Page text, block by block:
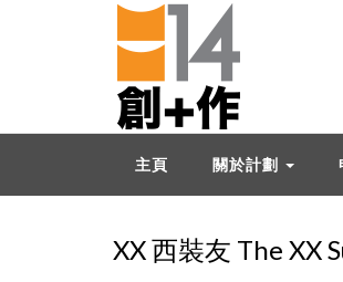
主頁 關於計劃
XX 西裝友 The XX